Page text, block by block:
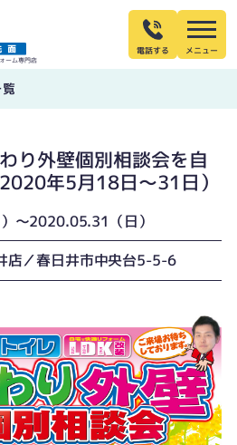
ーム専門店
電話する
り外壁個別相談会を自
年5月18日〜31日）
〜2020.05.31（日）
店／春日井市中央台5-5-6